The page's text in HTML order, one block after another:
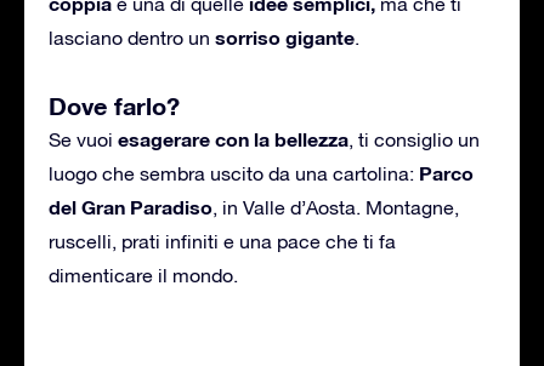
lasciano dentro un sorriso gigante.
Dove farlo?
Se vuoi esagerare con la bellezza, ti consiglio un
luogo che sembra uscito da una cartolina: Parco
del Gran Paradiso, in Valle d’Aosta. Montagne,
ruscelli, prati infiniti e una pace che ti fa
dimenticare il mondo.